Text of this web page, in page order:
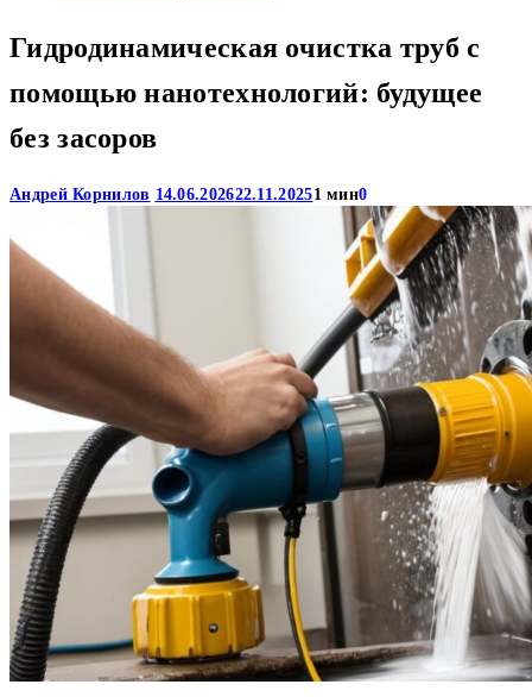
Гидродинамическая очистка труб с
помощью нанотехнологий: будущее
без засоров
Андрей Корнилов 14.06.202622.11.20251 мин0